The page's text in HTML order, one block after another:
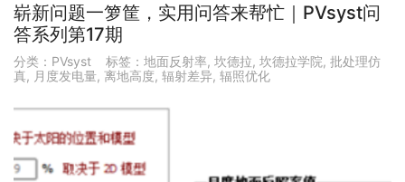
崭新问题一箩筐，实用问答来帮忙｜PVsyst问
答系列第17期
分类： PVsyst 标签： 地面反射率, 坎德拉, 坎德拉学院, 批处理仿
真, 月度发电量, 离地高度, 辐射差异, 辐照优化